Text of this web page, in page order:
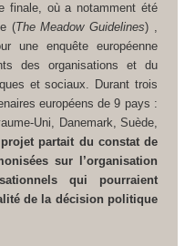
finale, où a notamment été
(The Meadow Guidelines) ,
une enquête européenne
des organisations et du
et sociaux. Durant trois
européens de 9 pays :
Uni, Danemark, Suède,
projet partait du constat de
sur l’organisation
qui pourraient
de la décision politique